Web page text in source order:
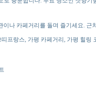
이나 카페거리를 돌며 즐기세요.
프랑스, 가평 카페거리, 가평 힐링